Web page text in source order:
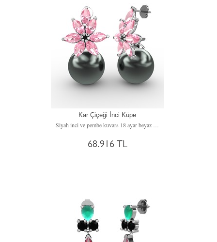
Kar Çiçeği İnci Küpe
68.916 TL